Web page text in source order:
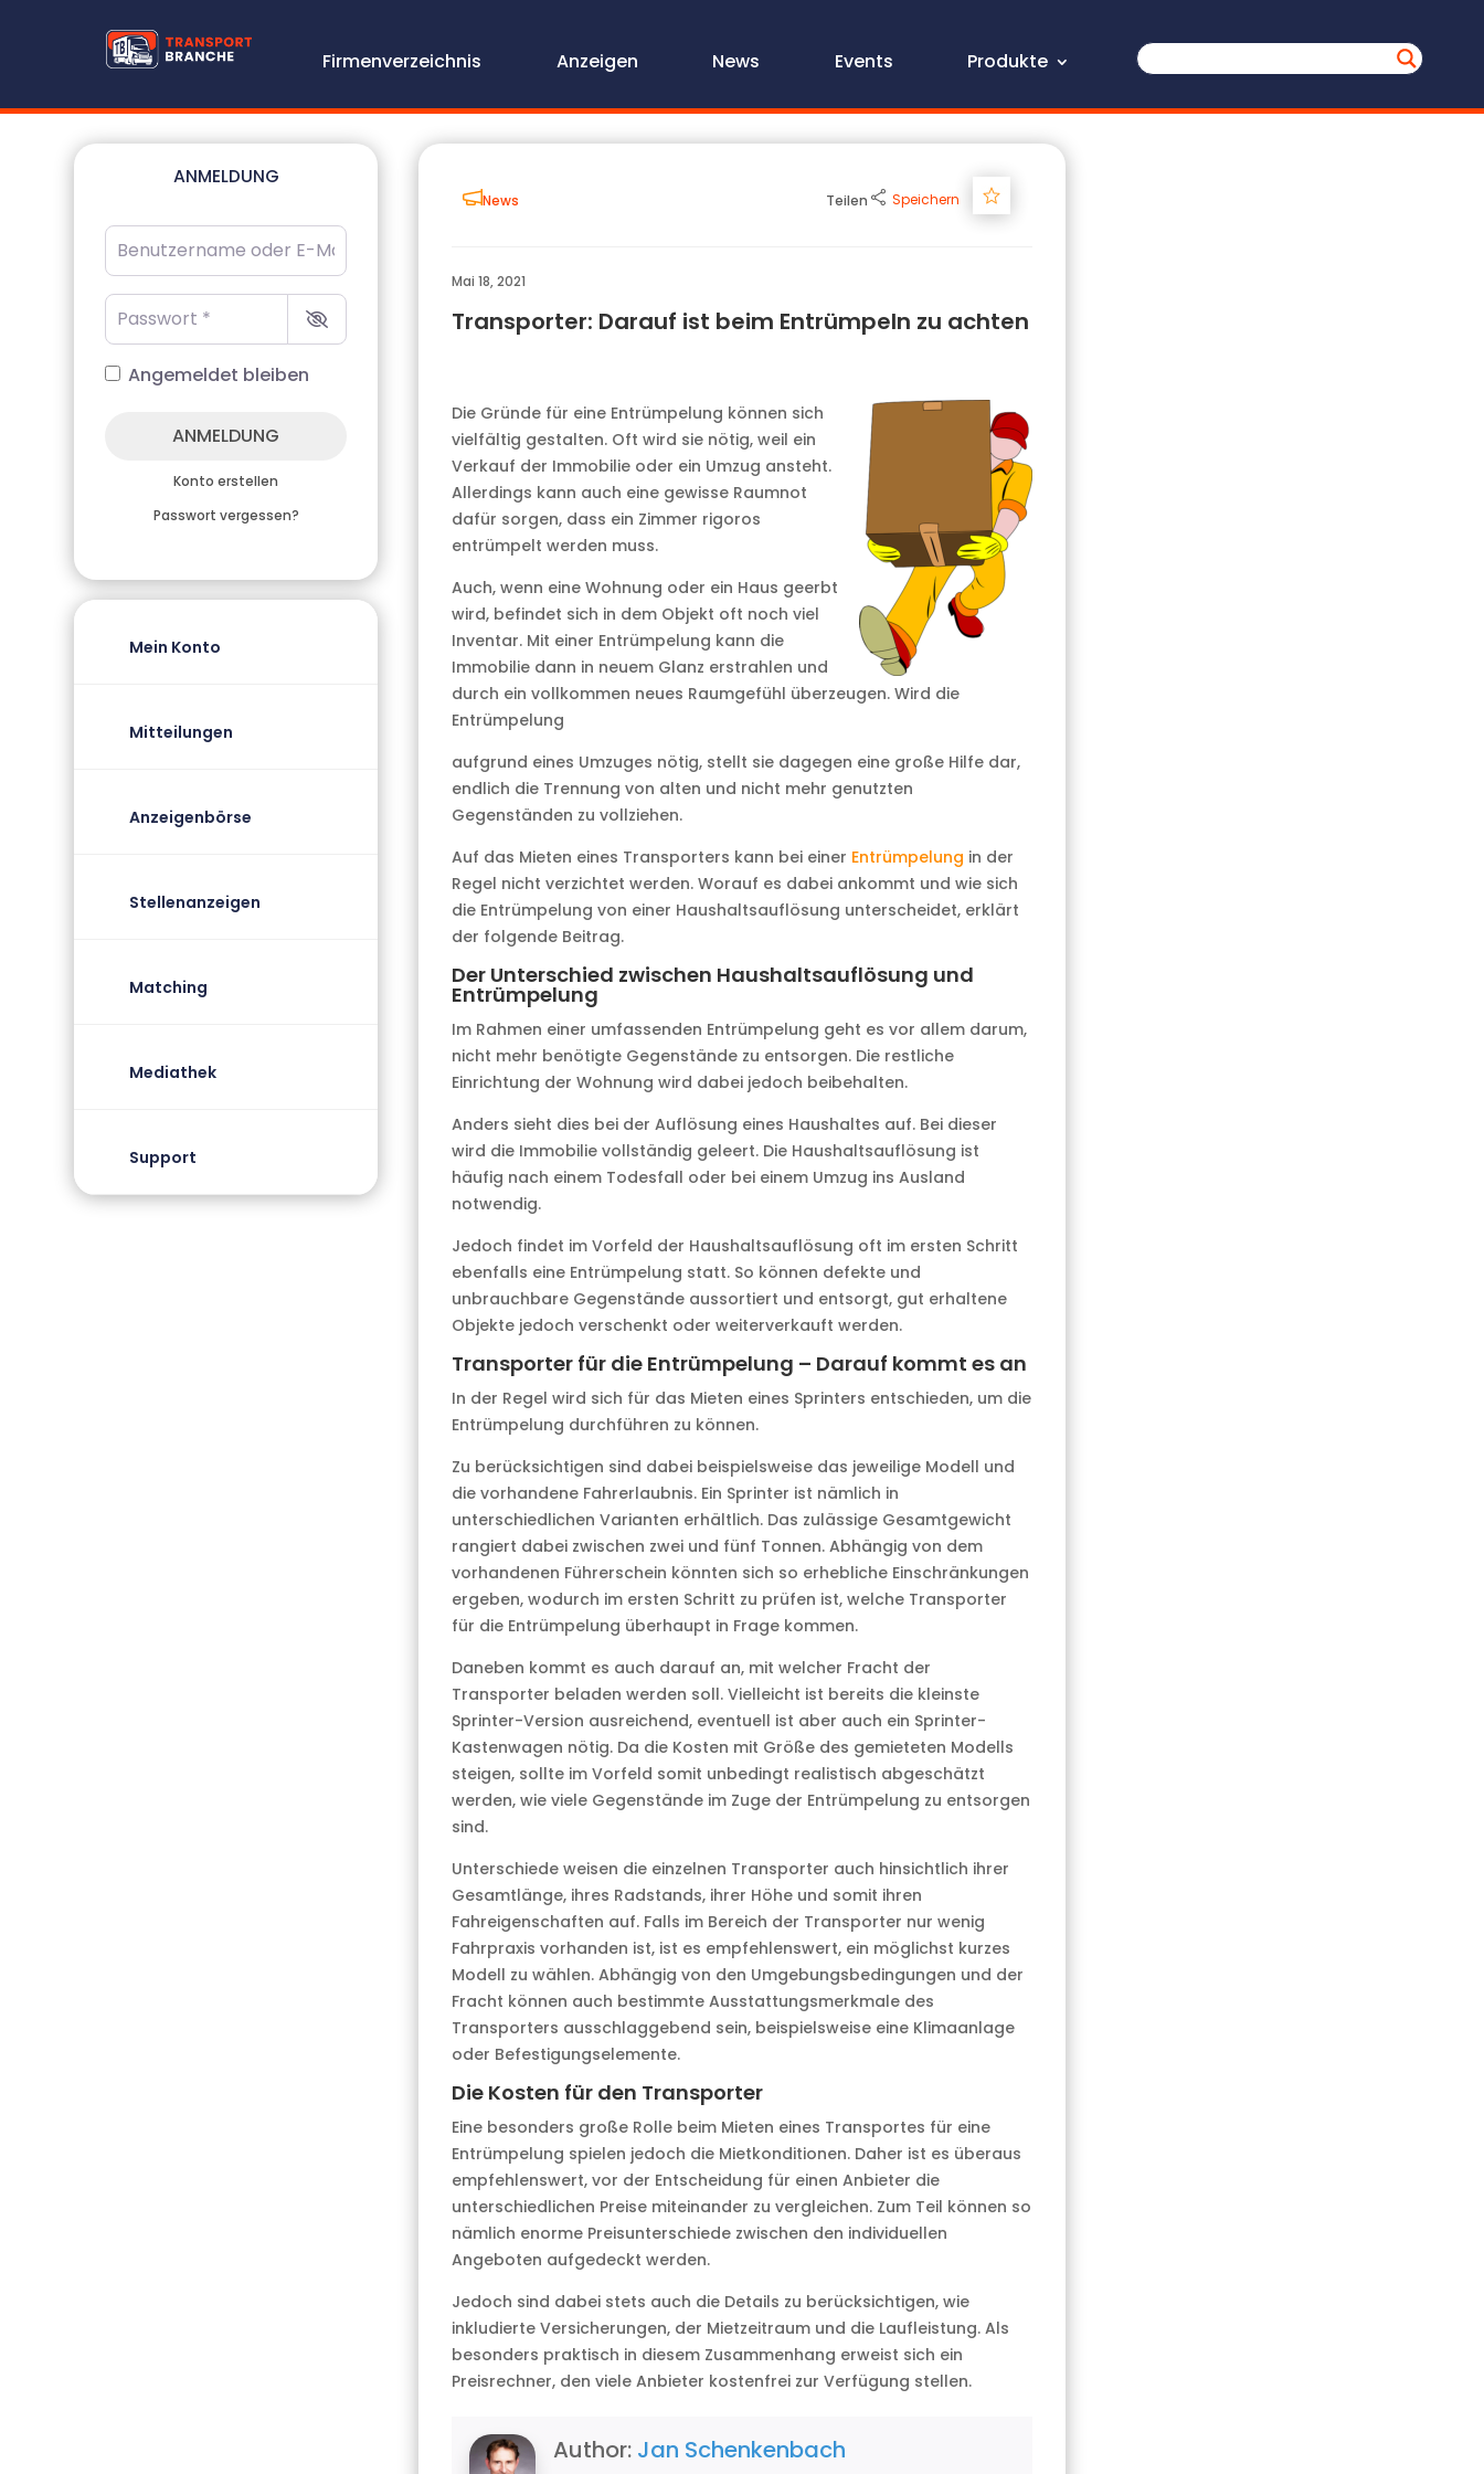
Firmenverzeichnis Anzeigen News Events Produkte
ANMELDUNG
Benutzername oder E-Mail-Adresse
Passwort
Angemeldet bleiben
ANMELDUNG
Konto erstellen
Passwort vergessen?
Mein Konto
Mitteilungen
Anzeigenbörse
Stellenanzeigen
Matching
Mediathek
Support
News Teilen Speichern Track
Mai 18, 2021
Transporter: Darauf ist beim Entrümpeln zu achten
Die Gründe für eine Entrümpelung können sich
vielfältig gestalten. Oft wird sie nötig, weil ein
Verkauf der Immobilie oder ein Umzug ansteht.
Allerdings kann auch eine gewisse Raumnot
dafür sorgen, dass ein Zimmer rigoros
entrümpelt werden muss.
Auch, wenn eine Wohnung oder ein Haus geerbt
wird, befindet sich in dem Objekt oft noch viel
Inventar. Mit einer Entrümpelung kann die
Immobilie dann in neuem Glanz erstrahlen und
durch ein vollkommen neues Raumgefühl überzeugen. Wird die
Entrümpelung
aufgrund eines Umzuges nötig, stellt sie dagegen eine große Hilfe dar,
endlich die Trennung von alten und nicht mehr genutzten
Gegenständen zu vollziehen.
Auf das Mieten eines Transporters kann bei einer Entrümpelung in der
Regel nicht verzichtet werden. Worauf es dabei ankommt und wie sich
die Entrümpelung von einer Haushaltsauflösung unterscheidet, erklärt
der folgende Beitrag.
Der Unterschied zwischen Haushaltsauflösung und
Entrümpelung
Im Rahmen einer umfassenden Entrümpelung geht es vor allem darum,
nicht mehr benötigte Gegenstände zu entsorgen. Die restliche
Einrichtung der Wohnung wird dabei jedoch beibehalten.
Anders sieht dies bei der Auflösung eines Haushaltes auf. Bei dieser
wird die Immobilie vollständig geleert. Die Haushaltsauflösung ist
häufig nach einem Todesfall oder bei einem Umzug ins Ausland
notwendig.
Jedoch findet im Vorfeld der Haushaltsauflösung oft im ersten Schritt
ebenfalls eine Entrümpelung statt. So können defekte und
unbrauchbare Gegenstände aussortiert und entsorgt, gut erhaltene
Objekte jedoch verschenkt oder weiterverkauft werden.
Transporter für die Entrümpelung – Darauf kommt es an
In der Regel wird sich für das Mieten eines Sprinters entschieden, um die
Entrümpelung durchführen zu können.
Zu berücksichtigen sind dabei beispielsweise das jeweilige Modell und
die vorhandene Fahrerlaubnis. Ein Sprinter ist nämlich in
unterschiedlichen Varianten erhältlich. Das zulässige Gesamtgewicht
rangiert dabei zwischen zwei und fünf Tonnen. Abhängig von dem
vorhandenen Führerschein könnten sich so erhebliche Einschränkungen
ergeben, wodurch im ersten Schritt zu prüfen ist, welche Transporter
für die Entrümpelung überhaupt in Frage kommen.
Daneben kommt es auch darauf an, mit welcher Fracht der
Transporter beladen werden soll. Vielleicht ist bereits die kleinste
Sprinter-Version ausreichend, eventuell ist aber auch ein Sprinter-
Kastenwagen nötig. Da die Kosten mit Größe des gemieteten Modells
steigen, sollte im Vorfeld somit unbedingt realistisch abgeschätzt
werden, wie viele Gegenstände im Zuge der Entrümpelung zu entsorgen
sind.
Unterschiede weisen die einzelnen Transporter auch hinsichtlich ihrer
Gesamtlänge, ihres Radstands, ihrer Höhe und somit ihren
Fahreigenschaften auf. Falls im Bereich der Transporter nur wenig
Fahrpraxis vorhanden ist, ist es empfehlenswert, ein möglichst kurzes
Modell zu wählen. Abhängig von den Umgebungsbedingungen und der
Fracht können auch bestimmte Ausstattungsmerkmale des
Transporters ausschlaggebend sein, beispielsweise eine Klimaanlage
oder Befestigungselemente.
Die Kosten für den Transporter
Eine besonders große Rolle beim Mieten eines Transportes für eine
Entrümpelung spielen jedoch die Mietkonditionen. Daher ist es überaus
empfehlenswert, vor der Entscheidung für einen Anbieter die
unterschiedlichen Preise miteinander zu vergleichen. Zum Teil können so
nämlich enorme Preisunterschiede zwischen den individuellen
Angeboten aufgedeckt werden.
Jedoch sind dabei stets auch die Details zu berücksichtigen, wie
inkludierte Versicherungen, der Mietzeitraum und die Laufleistung. Als
besonders praktisch in diesem Zusammenhang erweist sich ein
Preisrechner, den viele Anbieter kostenfrei zur Verfügung stellen.
Author: Jan Schenkenbach